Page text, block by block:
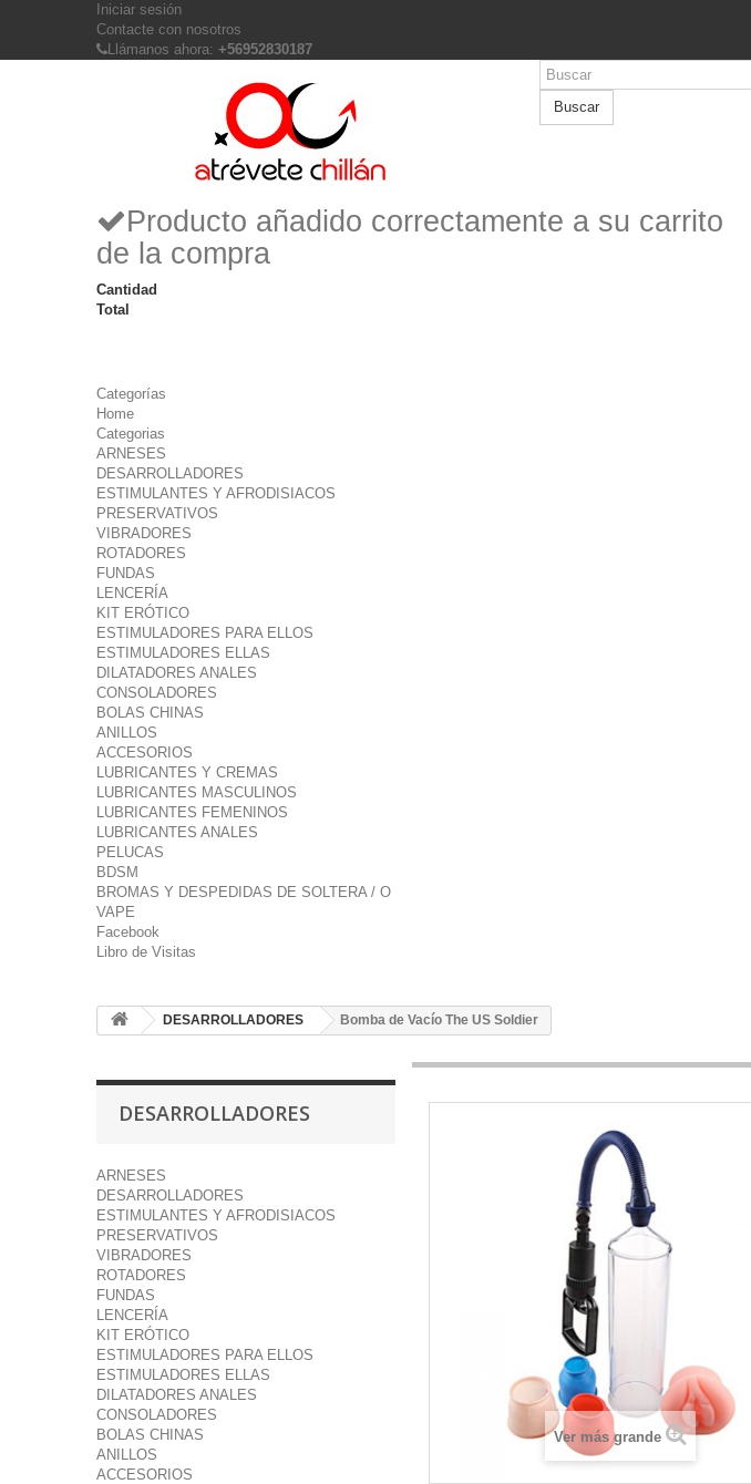
Iniciar sesión
Contacte con nosotros
Llámanos ahora: +56952830187
Buscar
Producto añadido correctamente a su carrito
de la compra
Cantidad
Total
Categorías
Home
Categorias
ARNESES
DESARROLLADORES
ESTIMULANTES Y AFRODISIACOS
PRESERVATIVOS
VIBRADORES
ROTADORES
FUNDAS
LENCERÍA
KIT ERÓTICO
ESTIMULADORES PARA ELLOS
ESTIMULADORES ELLAS
DILATADORES ANALES
CONSOLADORES
BOLAS CHINAS
ANILLOS
ACCESORIOS
LUBRICANTES Y CREMAS
LUBRICANTES MASCULINOS
LUBRICANTES FEMENINOS
LUBRICANTES ANALES
PELUCAS
BDSM
BROMAS Y DESPEDIDAS DE SOLTERA / O
VAPE
Facebook
Libro de Visitas
DESARROLLADORES Bomba de Vacío The US Soldier
DESARROLLADORES
ARNESES
DESARROLLADORES
ESTIMULANTES Y AFRODISIACOS
PRESERVATIVOS
VIBRADORES
ROTADORES
FUNDAS
LENCERÍA
KIT ERÓTICO
ESTIMULADORES PARA ELLOS
ESTIMULADORES ELLAS
DILATADORES ANALES
CONSOLADORES
BOLAS CHINAS
ANILLOS
ACCESORIOS
Ver más grande